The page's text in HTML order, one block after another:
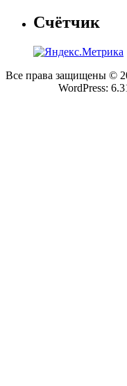
Счётчик
Все права защищены ©
WordPress: